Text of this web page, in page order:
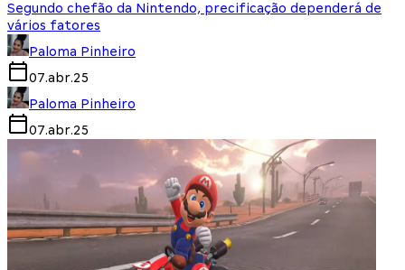
Segundo chefão da Nintendo, precificação dependerá de
vários fatores
Paloma Pinheiro
07.abr.25
Paloma Pinheiro
07.abr.25